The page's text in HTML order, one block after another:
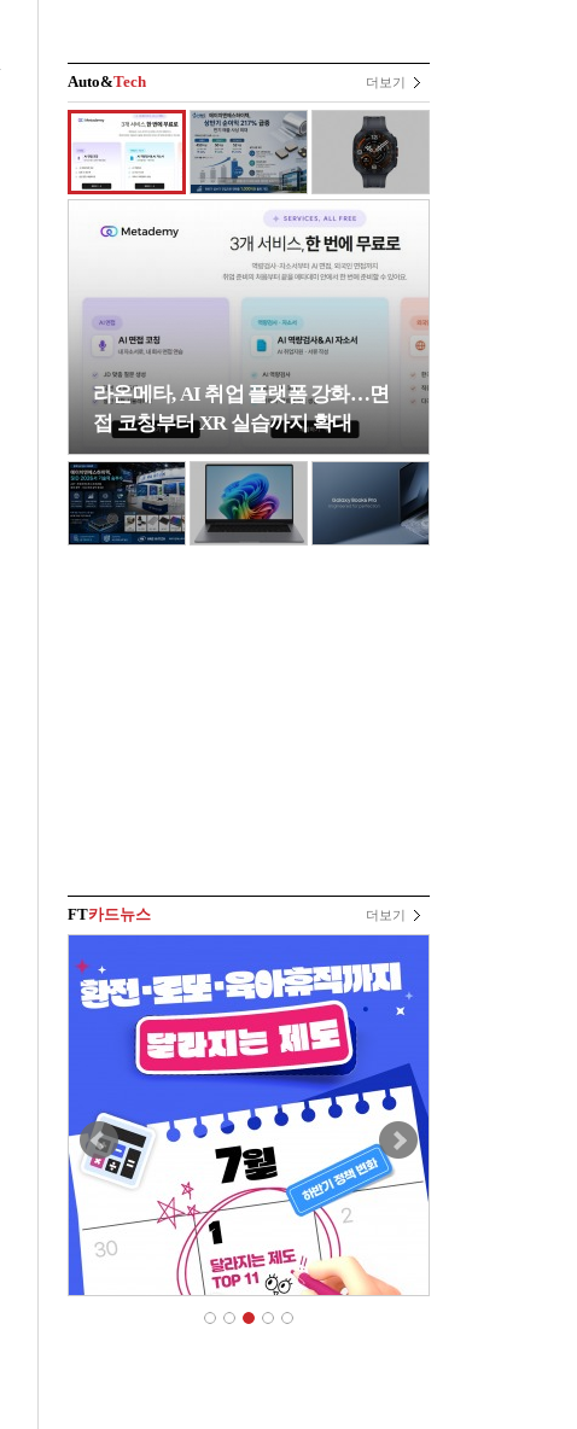
Auto&Tech 더보기
라온메타, AI 취업 플랫폼 강화…면
접 코칭부터 XR 실습까지 확대
FT카드뉴스 더보기